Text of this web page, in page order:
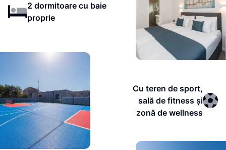
2 dormitoare cu baie
proprie
Cu teren de sport,
sală de fitness și
zonă de wellness